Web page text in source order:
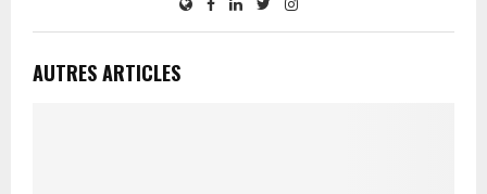
AUTRES ARTICLES